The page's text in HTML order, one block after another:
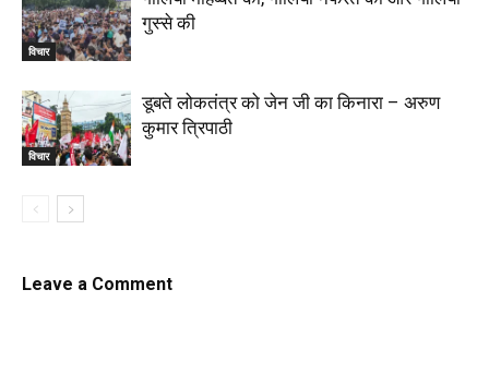
विचार
गुस्से की
विचार
डूबते लोकतंत्र को जेन जी का किनारा – अरुण
कुमार त्रिपाठी
Leave a Comment